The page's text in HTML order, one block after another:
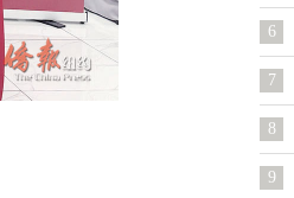
6
7
8
9